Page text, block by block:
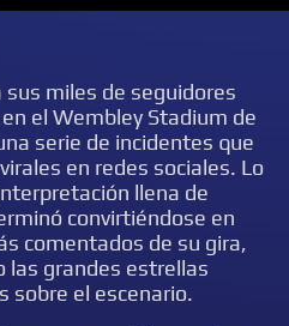
miles de seguidores
el Wembley Stadium de
serie de incidentes que
en redes sociales. Lo
llena de
convirtiéndose en
comentados de su gira,
las grandes estrellas
sobre el escenario.